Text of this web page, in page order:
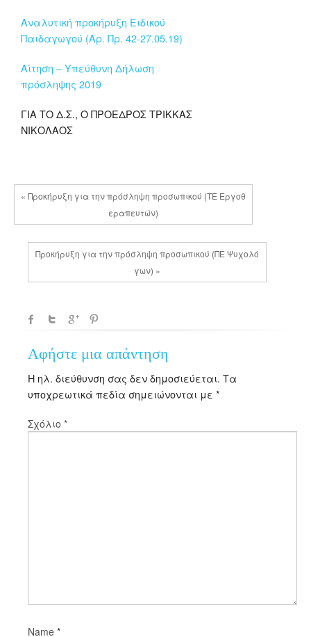
Αναλυτική προκήρυξη Ειδικού
Παιδαγωγού (Αρ. Πρ. 42-27.05.19)
Αίτηση – Υπεύθυνη Δήλωση
πρόσληψης 2019
ΓΙΑ ΤΟ Δ.Σ., Ο ΠΡΟΕΔΡΟΣ ΤΡΙΚΚΑΣ
ΝΙΚΟΛΑΟΣ
« Προκήρυξη για την πρόσληψη προσωπικού (ΤΕ Εργοθ
εραπευτών)
Προκήρυξη για την πρόσληψη προσωπικού (ΠΕ Ψυχολό
γων) »
Αφήστε μια απάντηση
Η ηλ. διεύθυνση σας δεν δημοσιεύεται. Τα
υποχρεωτικά πεδία σημειώνονται με *
Σχόλιο *
Name *